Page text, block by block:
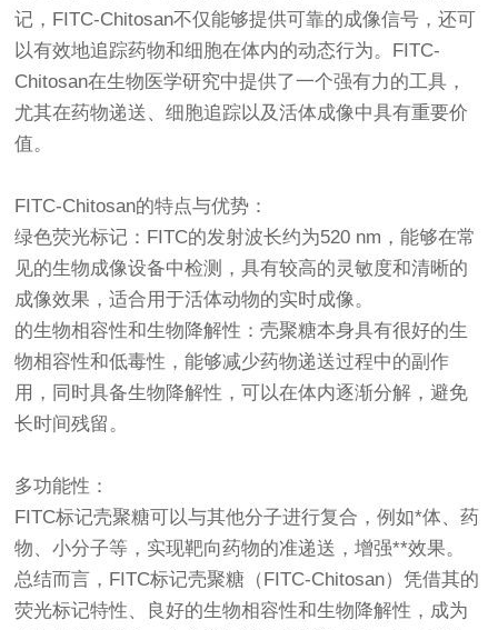
记，FITC-Chitosan不仅能够提供可靠的成像信号，还可
以有效地追踪药物和细胞在体内的动态行为。FITC-
Chitosan在生物医学研究中提供了一个强有力的工具，
尤其在药物递送、细胞追踪以及活体成像中具有重要价
值。
FITC-Chitosan的特点与优势：
绿色荧光标记：FITC的发射波长约为520 nm，能够在常
见的生物成像设备中检测，具有较高的灵敏度和清晰的
成像效果，适合用于活体动物的实时成像。
的生物相容性和生物降解性：壳聚糖本身具有很好的生
物相容性和低毒性，能够减少药物递送过程中的副作
用，同时具备生物降解性，可以在体内逐渐分解，避免
长时间残留。
多功能性：
FITC标记壳聚糖可以与其他分子进行复合，例如*体、药
物、小分子等，实现靶向药物的准递送，增强**效果。
总结而言，FITC标记壳聚糖（FITC-Chitosan）凭借其的
荧光标记特性、良好的生物相容性和生物降解性，成为